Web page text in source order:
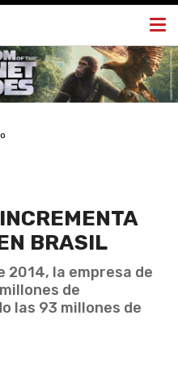
BRASIL
la empresa de
de
las 93 millones de